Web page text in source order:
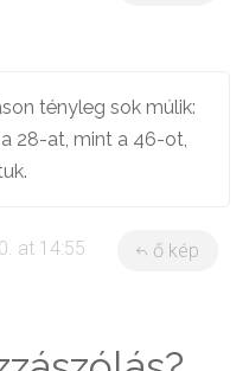
tényleg sok múlik:
28-at, mint a 46-ot,
at 14:55 ő kép